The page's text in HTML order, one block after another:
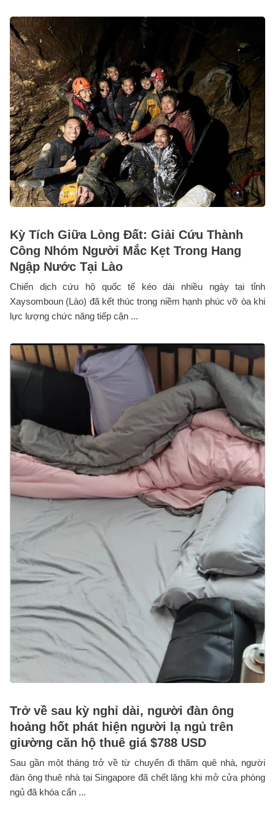
Kỳ Tích Giữa Lòng Đất: Giải Cứu Thành
Công Nhóm Người Mắc Kẹt Trong Hang
Ngập Nước Tại Lào
Chiến dịch cứu hộ quốc tế kéo dài nhiều ngày tại tỉnh
Xaysomboun (Lào) đã kết thúc trong niềm hạnh phúc vỡ òa khi
lực lượng chức năng tiếp cận ...
Trở về sau kỳ nghỉ dài, người đàn ông
hoảng hốt phát hiện người lạ ngủ trên
giường căn hộ thuê giá $788 USD
Sau gần một tháng trở về từ chuyến đi thăm quê nhà, người
đàn ông thuê nhà tại Singapore đã chết lặng khi mở cửa phòng
ngủ đã khóa cẩn ...